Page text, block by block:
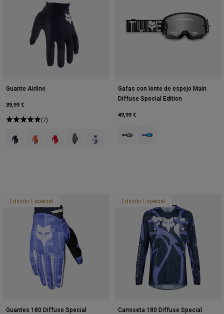
Guante Airline
39,99 €
(7)
Product swatch type of Negro.
Product swatch type of Naranja fluorescente.
Product swatch type of Rojo fluorescente.
Product swatch type of Gris Peltre.
Product swatch type of Blanco.
Gafas con lente de espejo Main
Diffuse Special Edition
49,99 €
Edición Especial
Guantes 180 Diffuse Special
Edición Especial
Camiseta 180 Diffuse Special